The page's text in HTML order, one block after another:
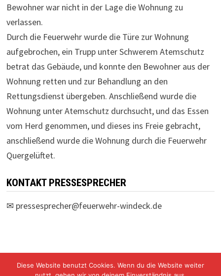
Bewohner war nicht in der Lage die Wohnung zu
verlassen.
Durch die Feuerwehr wurde die Türe zur Wohnung
aufgebrochen, ein Trupp unter Schwerem Atemschutz
betrat das Gebäude, und konnte den Bewohner aus der
Wohnung retten und zur Behandlung an den
Rettungsdienst übergeben. Anschließend wurde die
Wohnung unter Atemschutz durchsucht, und das Essen
vom Herd genommen, und dieses ins Freie gebracht,
anschließend wurde die Wohnung durch die Feuerwehr
Quergelüftet.
KONTAKT PRESSESPRECHER
✉ pressesprecher@feuerwehr-windeck.de
Diese Website benutzt Cookies. Wenn du die Website weiter